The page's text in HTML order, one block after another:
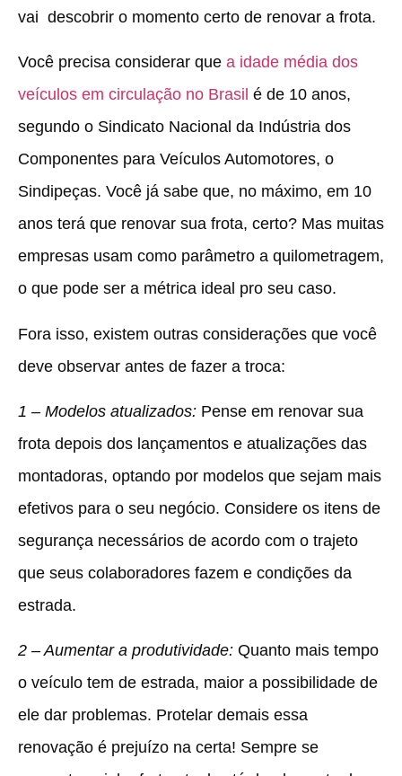
vai descobrir o momento certo de renovar a frota.
Você precisa considerar que a idade média dos
veículos em circulação no Brasil é de 10 anos,
segundo o Sindicato Nacional da Indústria dos
Componentes para Veículos Automotores, o
Sindipeças. Você já sabe que, no máximo, em 10
anos terá que renovar sua frota, certo? Mas muitas
empresas usam como parâmetro a quilometragem,
o que pode ser a métrica ideal pro seu caso.
Fora isso, existem outras considerações que você
deve observar antes de fazer a troca:
1 – Modelos atualizados: Pense em renovar sua
frota depois dos lançamentos e atualizações das
montadoras, optando por modelos que sejam mais
efetivos para o seu negócio. Considere os itens de
segurança necessários de acordo com o trajeto
que seus colaboradores fazem e condições da
estrada.
2 – Aumentar a produtividade: Quanto mais tempo
o veículo tem de estrada, maior a possibilidade de
ele dar problemas. Protelar demais essa
renovação é prejuízo na certa! Sempre se